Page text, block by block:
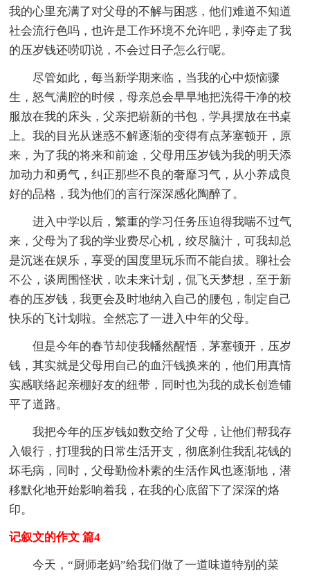
我的心里充满了对父母的不解与困惑，他们难道不知道
社会流行色吗，也许是工作环境不允许吧，剥夺走了我
的压岁钱还唠叨说，不会过日子怎么行呢。
尽管如此，每当新学期来临，当我的心中烦恼骤
生，怒气满腔的时候，母亲总会早早地把洗得干净的校
服放在我的床头，父亲把崭新的书包，学具摆放在书桌
上。我的目光从迷惑不解逐渐的变得有点茅塞顿开，原
来，为了我的将来和前途，父母用压岁钱为我的明天添
加动力和勇气，纠正那些不良的奢靡习气，从小养成良
好的品格，我为他们的言行深深感化陶醉了。
进入中学以后，繁重的学习任务压迫得我喘不过气
来，父母为了我的学业费尽心机，绞尽脑汁，可我却总
是沉迷在娱乐，享受的国度里玩乐而不能自拔。聊社会
不公，谈周围怪状，吹未来计划，侃飞天梦想，至于新
春的压岁钱，我更会及时地纳入自己的腰包，制定自己
快乐的飞计划啦。全然忘了一进入中年的父母。
但是今年的春节却使我幡然醒悟，茅塞顿开，压岁
钱，其实就是父母用自己的血汗钱换来的，他们用真情
实感联络起亲棚好友的纽带，同时也为我的成长创造铺
平了道路。
我把今年的压岁钱如数交给了父母，让他们帮我存
入银行，打理我的日常生活开支，彻底刹住我乱花钱的
坏毛病，同时，父母勤俭朴素的生活作风也逐渐地，潜
移默化地开始影响着我，在我的心底留下了深深的烙
印。
记叙文的作文 篇4
今天，“厨师老妈”给我们做了一道味道特别的菜